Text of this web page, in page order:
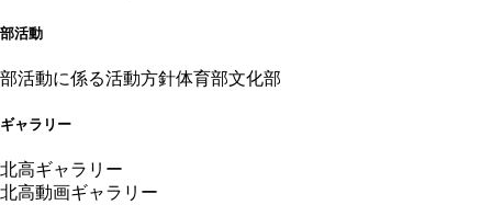
部活動
部活動に係る活動方針体育部文化部
ギャラリー
北高ギャラリー
北高動画ギャラリー